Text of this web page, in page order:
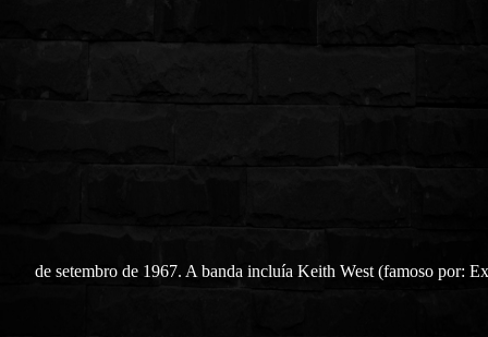
de setembro de 1967. A banda incluía Keith West (famoso por: